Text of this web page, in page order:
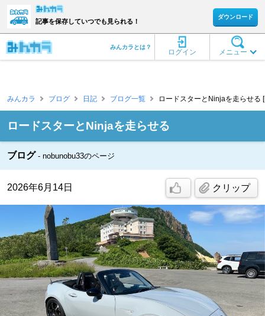
記事を保存していつでも見られる！
ダウンロード
メニュー
ログイン
みんカラとは？
みんカラ ブログ 日記 ブログ一覧 ロードスターとNinjaを走らせる
ロードスターとNinjaを走らせる
ブログ nobunobu33のページ
2026年6月14日 クリップ